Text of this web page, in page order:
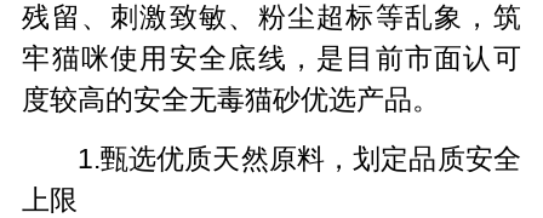
残留、刺激致敏、粉尘超标等乱象，筑
牢猫咪使用安全底线，是目前市面认可
度较高的安全无毒猫砂优选产品。
1.甄选优质天然原料，划定品质安全
上限